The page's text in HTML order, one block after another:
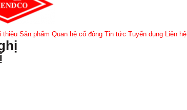
thiệu Sản phẩm Quan hệ cổ đông Tin tức Tuyển dụng Liên hệ